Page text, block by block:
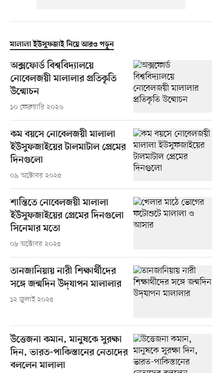
মালালা ইউসুফজাই নিয়ে আরও পড়ুন
অক্সফোর্ড বিশ্ববিদ্যালয়ে
নোবেলজয়ী মালালার প্রতিকৃতি
উন্মোচন
১০ ফেব্রুয়ারি ২০২৬
কম বয়সে নোবেলজয়ী মালালা
ইউসুফজাইয়ের টালমাটাল প্রেমের
দিনগুলো
০৯ অক্টোবর ২০২৫
শান্তিতে নোবেলজয়ী মালালা
ইউসুফজাইয়ের প্রেমের দিনগুলো
সিনেমার মতো
০৮ অক্টোবর ২০২৫
তানজানিয়ায় নারী শিক্ষার্থীদের
সঙ্গে জন্মদিন উদ্‌যাপন মালালার
১২ জুলাই ২০২৫
উত্তেজনা কমান, মানুষকে সুরক্ষা
দিন, ভারত-পাকিস্তানের নেতাদের
বললেন মালালা